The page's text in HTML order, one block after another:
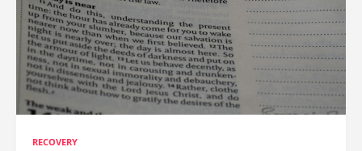
RECOVERY